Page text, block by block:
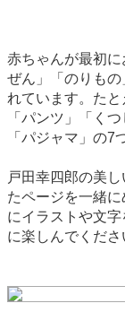
赤ちゃんが最初
ぜん」「のりも
れています。たと
「パンツ」「く
「パジャマ」の7
戸田幸四郎の美
たページを一緒
にイラストや文
に楽しんでくださ